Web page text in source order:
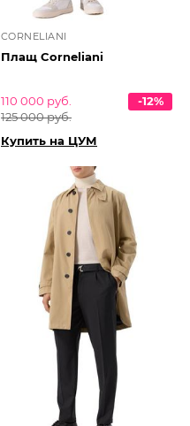
CORNELIANI
Плащ Corneliani
110 000 руб.
125 000 руб.
-12%
Купить на ЦУМ